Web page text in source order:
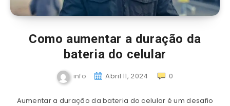
Como aumentar a duração da
bateria do celular
info Abril 11, 2024 0
Aumentar a duração da bateria do celular é um desafio